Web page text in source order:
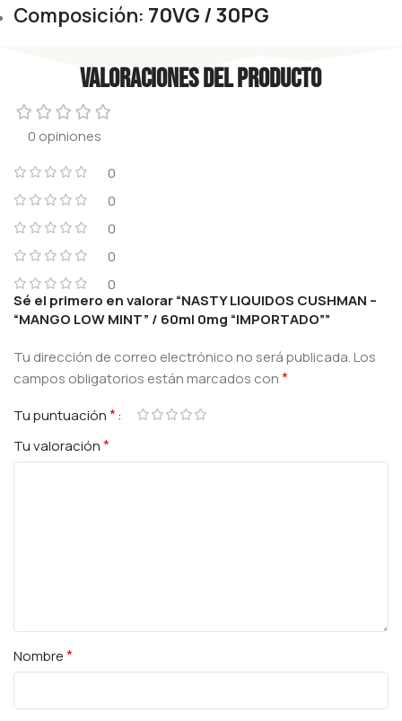
Composición: 70VG / 30PG
Valoraciones del producto
0 opiniones
0
0
0
0
0
Sé el primero en valorar “NASTY LIQUIDOS CUSHMAN –
“MANGO LOW MINT” / 60ml 0mg “IMPORTADO””
Tu dirección de correo electrónico no será publicada.Los
campos obligatorios están marcados con*
Tu puntuación*
Tu valoración*
Nombre*